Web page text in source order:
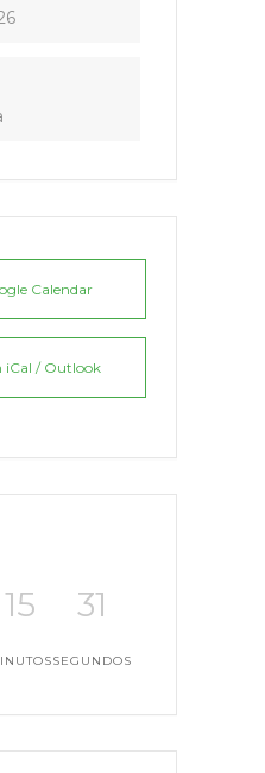
Calendar
iCal / Outlook
15 31
SEGUNDOS